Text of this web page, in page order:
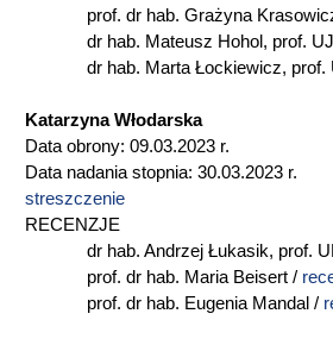
prof. dr hab. Grażyna
dr hab. Mateusz Hohol, prof.
dr hab. Marta Łockiewicz, prof.
Katarzyna Włodarska
Data obrony: 09.03.2023 r.
Data nadania stopnia: 30.03.2023 r.
streszczenie
RECENZJE
dr hab. Andrzej Łukasik, prof.
prof. dr hab. Maria Beisert /
prof. dr hab. Eugenia Mandal /